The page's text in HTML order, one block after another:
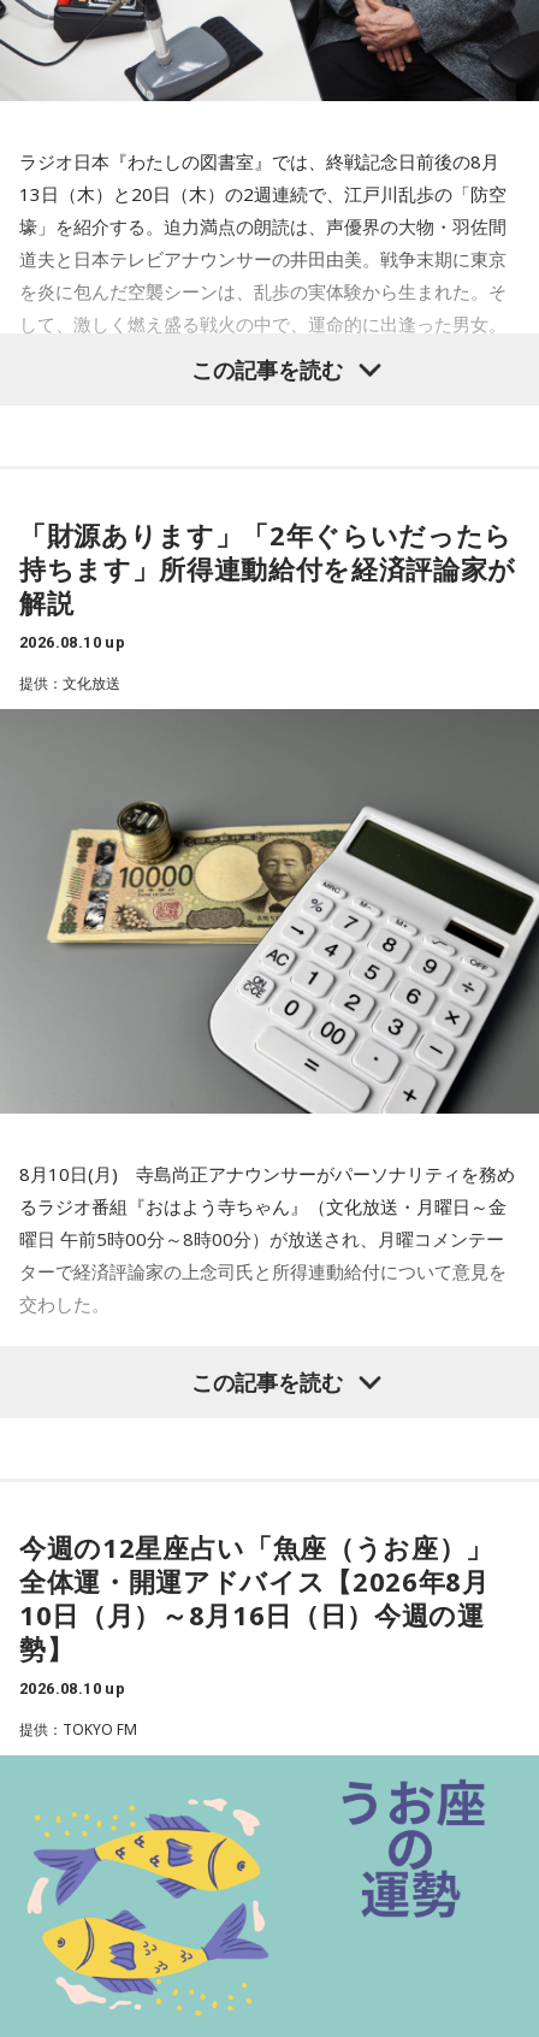
特番の話が半年以上なかったのでもう忘れられてるのかと思
ってましたが、「満を持して」たんですね。僕も借りていた
物を長いこと返し忘れていたときとかに「満を持して…」って
使っていこうと思います。満を持していただいたからには本
ます！
【木田】
初めまして。マセキ芸能社でお笑いをやってます、ガクヅケ
と申します。ガクヅケを知らないあなたに（ガクヅケってお
もしろいやん）と思ってもらうために、マイクの前で最高の
パフォーマンスを披露したいと思います。そんな場を与えて
■番組タイトル：『ガクヅケのオールナイトニッポン
0(ZERO)』
■放送日時：2026年8月17日（月）27時～28時30分
■パーソナリティ：ガクヅケ
■メールアドレス：gk@allnightnippon.com
◆この番組は、radikoのタイムフリー機能で、放送1週間後ま
で聴くことができる。
http://radiko.jp/share/?sid=LFR&t=20260818030000
ラジオ日本『わたしの図書室』では、終戦記念日前後の8月
13日（木）と20日（木）の2週連続で、江戸川乱歩の「防空
壕」を紹介する。迫力満点の朗読は、声優界の大物・羽佐間
道夫と日本テレビアナウンサーの井田由美。戦争末期に東京
を炎に包んだ空襲シーンは、乱歩の実体験から生まれた。そ
して、激しく燃え盛る戦火の中で、運命的に出逢った男女。
全編に乱歩独特のエロティシズムと背徳の美学が炸裂する。
この記事を読む
「財源あります」「2年ぐらいだったら
持ちます」所得連動給付を経済評論家が
解説
2026.08.10 up
提供：文化放送
8月10日(月) 寺島尚正アナウンサーがパーソナリティを務め
るラジオ番組『おはよう寺ちゃん』（文化放送・月曜日～金
曜日 午前5時00分～8時00分）が放送され、月曜コメンテー
ターで経済評論家の上念司氏と所得連動給付について意見を
交わした。
この間の為替介入で儲かったお金でも使った
した新たな給付制度「所得連動給付」を本格導入することを
決めました。税や社会保険料負担が重い中低所得者を支援す
る制度だと言いますが、給付額、支援対象の所得水準、財源
規模などは白紙状態です。本格導入までに国民の納得を得ら
対象とし、所得に応じて給付額が変わることが特徴です。働
く高齢者も対象に含め、広く支援する制度にすると言いま
す。これは上念さんはどうお考えでしょう」
上念「これはだから公約通りですよね。給付付き税額控除を
やると。それと合わせて消費税の減税も考えると」
寺島「まあ、つなぎでね」
「これをやったら消費税は元に戻しますということで。
この記事を読む
今週の12星座占い「魚座（うお座）」
全体運・開運アドバイス【2026年8月
10日（月）～8月16日（日）今週の運
勢】
2026.08.10 up
提供：TOKYO FM